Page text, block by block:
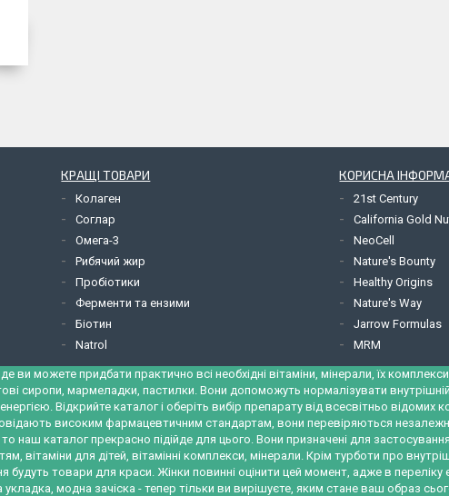
КРАЩІ ТОВАРИ
Колаген
Соглар
Омега-3
Рибячий жир
Пробіотики
Ферменти та ензими
Біотин
Natrol
КОРИСНА
21st Century
California Gold
NeoCell
Nature's Bounty
Healthy Origins
Nature's Way
Jarrow Formulas
MRM
ви можете придбати практично всі необхідні вітаміни, мінерали, їх
сиропи, мармеладки, пастилки. Вони допоможуть нормалізувати
Відкрийте каталог і оберіть вибір препарату від всесвітньо відомих
високим фармацевтичним стандартам, вони перевіряються
то наш каталог прекрасно підійде для цього. Вони призначені для
вітаміни для дітей, вітамінні комплекси, мінерали. Крім турботи про
товари для краси. Жінки повинні оцінити цей момент, адже в переліку
модна зачіска - тепер тільки ви вирішуєте, яким стане ваш образ